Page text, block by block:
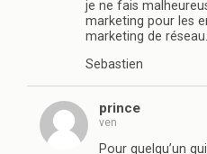
je ne fais
marketing pour les
marketing de réseau.
Sebastien
prince
ven
Pour quelqu’un